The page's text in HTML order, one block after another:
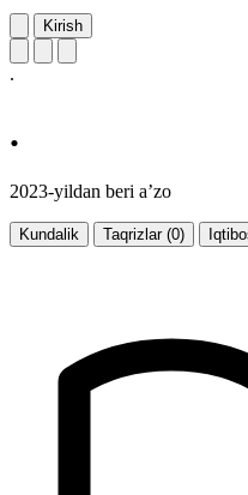
Kirish
.
.
2023-yildan beri a’zo
Kundalik Taqrizlar (0)